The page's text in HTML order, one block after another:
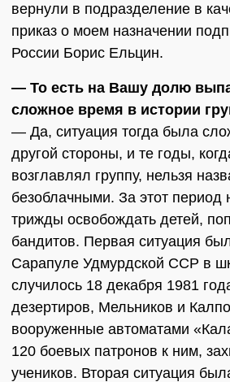
вернули в подразделение в
приказ о моем назначении
России Борис Ельцин.
— То есть на Вашу долю
сложное время в истории
— Да, ситуация тогда была
другой стороны, и те годы,
возглавлял группу, нельзя
безоблачными. За этот
трижды освобождать детей,
бандитов. Первая ситуация
Сарапуле Удмурдской ССР в
случилось 18 декабря 1981
дезертиров, Мельников и
вооруженные автоматами
120 боевых патронов к ним,
учеников. Вторая ситуация